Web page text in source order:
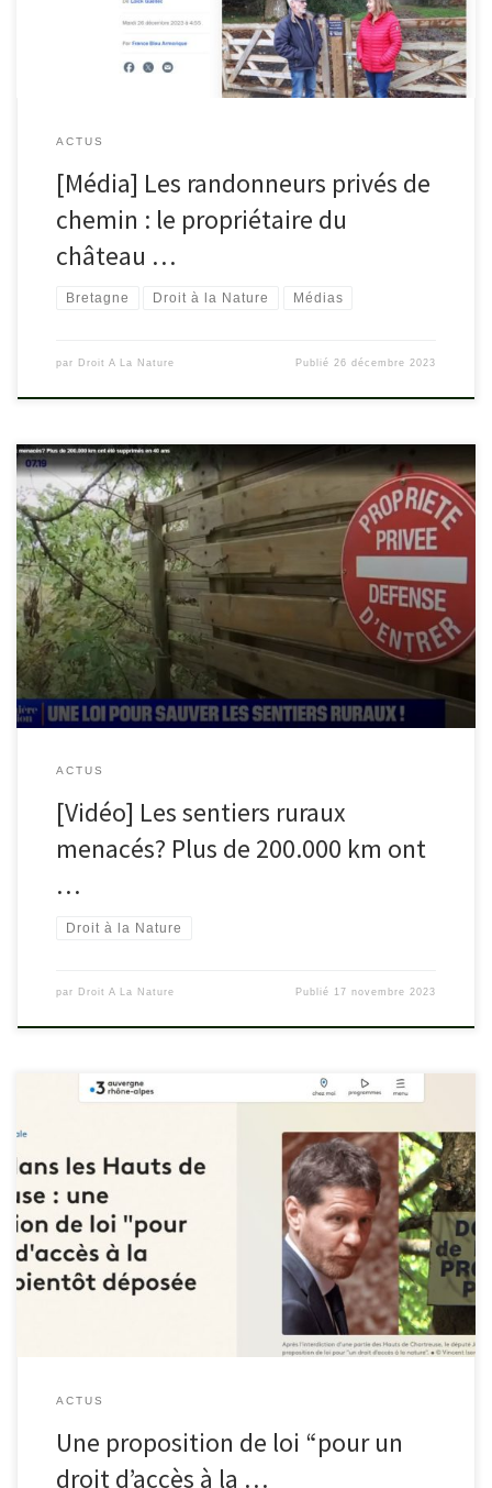
interdit-lacces-ff6b5590-9998-11ee-99a8-c8cd0c676f82
ACTUS
[Média] Les randonneurs privés de
chemin : le propriétaire du
château …
Bretagne Droit à la Nature Médias
par Droit A La Nature Publié 26 décembre 2023
Le député Stéphane Delautrette milite pour la préservation des
sentiers ruraux, de plus en plus souvent accaparés par des
propriétaires privés. Voir le reportage : bfmtv.com/societe/les-
sentiers-ruraux-menaces-plus-de-200-000-km-ont-ete-supprimes-
en-40-ans_VN-202311170275.html
ACTUS
[Vidéo] Les sentiers ruraux
menacés? Plus de 200.000 km ont
…
Droit à la Nature
par Droit A La Nature Publié 17 novembre 2023
france3-regions.francetvinfo.fr/auvergne-rhone-alpes/isere/conflit-
dans-les-hauts-de-chartreuse-une-proposition-de-loi-pour-un-
droit-d-acces-a-la-nature-bientot-deposee-2855921.html
ACTUS
Une proposition de loi “pour un
droit d’accès à la …